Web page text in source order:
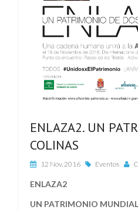
ENLAZA2. UN
COLINAS
12 Nov, 2016 Eventos
ENLAZA2
UN PATRIMONIO